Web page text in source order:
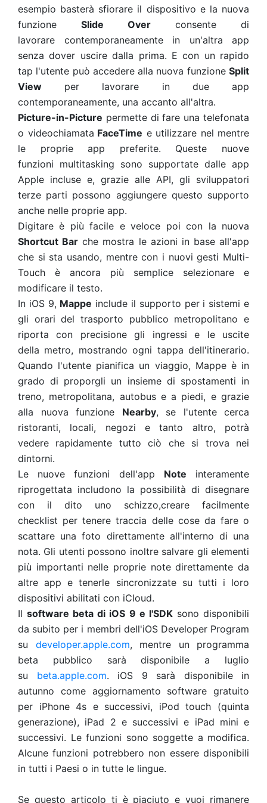
esempio basterà sfiorare il dispositivo e la nuova
funzione Slide Over consente di
lavorare contemporaneamente in un'altra app
senza dover uscire dalla prima. E con un rapido
tap l'utente può accedere alla nuova funzioneSplit
View per lavorare in due app
contemporaneamente, una accanto all'altra.
Picture-in-Picture permette di fare una telefonata
o videochiamata FaceTime eutilizzare nel mentre
le proprie app preferite. Queste nuove
funzioni multitasking sono supportate dalle app
Apple incluse e, grazie alle API, gli sviluppatori
terze parti possono aggiungere questo supporto
anche nelle proprie app.
Digitare è più facile e veloce poi con la nuova
Shortcut Bar che mostra le azioni in base all'app
che si sta usando, mentre con i nuovi gesti Multi-
Touch è ancora più semplice selezionare e
modificare il testo.
In iOS 9, Mappe include il supporto per i sistemi e
gli orari del trasporto pubblico metropolitano e
riporta con precisione gli ingressi e le uscite
della metro, mostrando ogni tappa dell'itinerario.
Quando l'utente pianifica un viaggio, Mappe è in
grado di proporgli un insieme di spostamenti in
treno, metropolitana, autobus e a piedi, e grazie
alla nuova funzione Nearby, se l'utente cerca
ristoranti, locali, negozi e tanto altro, potrà
vedere rapidamente tutto ciò che si trova nei
dintorni.
Le nuove funzioni dell'app Note interamente
riprogettata includono la possibilità di disegnare
con il dito uno schizzo,creare facilmente
checklist per tenere traccia delle cose da fare o
scattare una foto direttamente all'interno di una
nota. Gli utenti possono inoltresalvare gli elementi
più importanti nelle proprie note direttamente da
altre app e tenerle sincronizzate su tutti i loro
dispositivi abilitati con iCloud.
Ilsoftware beta di iOS 9 e l'SDKsono disponibili
da subito per i membri dell'iOS DeveloperProgram
su developer.apple.com, mentre un programma
beta pubblico sarà disponibile a luglio
su beta.apple.com. iOS 9 sarà disponibile in
autunno come aggiornamento software gratuito
per iPhone 4s e successivi, iPod touch (quinta
generazione), iPad 2 e successivi e iPad mini e
successivi. Le funzioni sono soggette a modifica.
Alcune funzioni potrebbero non essere disponibili
in tutti i Paesi o in tutte le lingue.
Se questo articolo ti è piaciuto e vuoi rimanere